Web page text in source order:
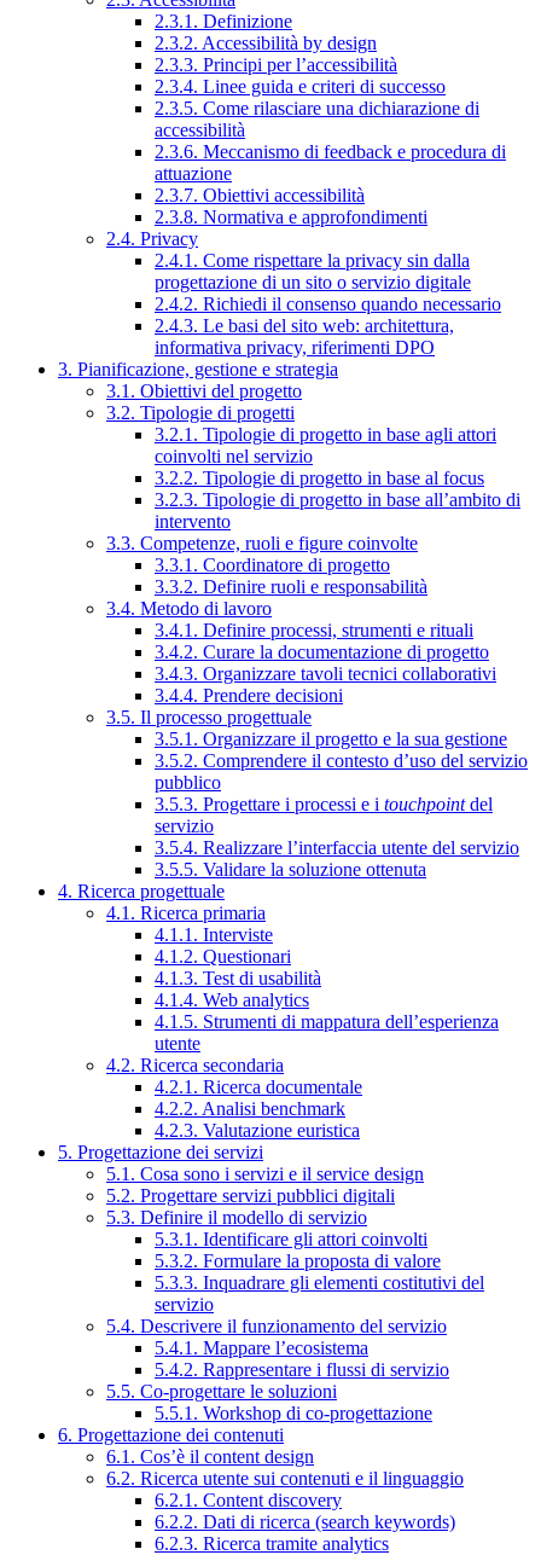
2.3.1. Definizione
2.3.2. Accessibilità by design
2.3.3. Principi per l’accessibilità
2.3.4. Linee guida e criteri di successo
2.3.5. Come rilasciare una dichiarazione di
accessibilità
2.3.6. Meccanismo di feedback e procedura di
attuazione
2.3.7. Obiettivi accessibilità
2.3.8. Normativa e approfondimenti
2.4. Privacy
2.4.1. Come rispettare la privacy sin dalla
progettazione di un sito o servizio digitale
2.4.2. Richiedi il consenso quando necessario
2.4.3. Le basi del sito web: architettura,
informativa privacy, riferimenti DPO
3. Pianificazione, gestione e strategia
3.1. Obiettivi del progetto
3.2. Tipologie di progetti
3.2.1. Tipologie di progetto in base agli attori
coinvolti nel servizio
3.2.2. Tipologie di progetto in base al focus
3.2.3. Tipologie di progetto in base all’ambito di
intervento
3.3. Competenze, ruoli e figure coinvolte
3.3.1. Coordinatore di progetto
3.3.2. Definire ruoli e responsabilità
3.4. Metodo di lavoro
3.4.1. Definire processi, strumenti e rituali
3.4.2. Curare la documentazione di progetto
3.4.3. Organizzare tavoli tecnici collaborativi
3.4.4. Prendere decisioni
3.5. Il processo progettuale
3.5.1. Organizzare il progetto e la sua gestione
3.5.2. Comprendere il contesto d’uso del servizio
pubblico
3.5.3. Progettare i processi e i touchpointdel
servizio
3.5.4. Realizzare l’interfaccia utente del servizio
3.5.5. Validare la soluzione ottenuta
4. Ricerca progettuale
4.1. Ricerca primaria
4.1.1. Interviste
4.1.2. Questionari
4.1.3. Test di usabilità
4.1.4. Web analytics
4.1.5. Strumenti di mappatura dell’esperienza
utente
4.2. Ricerca secondaria
4.2.1. Ricerca documentale
4.2.2. Analisi benchmark
4.2.3. Valutazione euristica
5. Progettazione dei servizi
5.1. Cosa sono i servizi e il service design
5.2. Progettare servizi pubblici digitali
5.3. Definire il modello di servizio
5.3.1. Identificare gli attori coinvolti
5.3.2. Formulare la proposta di valore
5.3.3. Inquadrare gli elementi costitutivi del
servizio
5.4. Descrivere il funzionamento del servizio
5.4.1. Mappare l’ecosistema
5.4.2. Rappresentare i flussi di servizio
5.5. Co-progettare le soluzioni
5.5.1. Workshop di co-progettazione
6. Progettazione dei contenuti
6.1. Cos’è il content design
6.2. Ricerca utente sui contenuti e il linguaggio
6.2.1. Content discovery
6.2.2. Dati di ricerca (search keywords)
6.2.3. Ricerca tramite analytics